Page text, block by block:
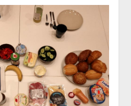
Mailingliste
und Datenschutz
open
dropdown
menu
und Verfügbarkeit der Dienste
Der Verein
open
dropdown
menu
werden
Spenden